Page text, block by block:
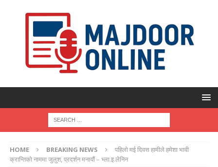
HOME BREAKING NEWS
पहिलो मई दिवस हामीले हमेशा भावी
क्रान्तिको नाममा जुलुश, प्रदर्शन मनायौं – भ्ला.इ.लेनिन